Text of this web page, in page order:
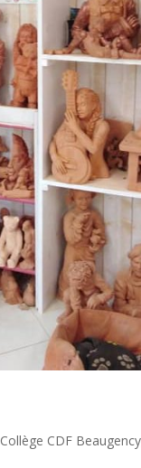
Collège CDF Beaugency